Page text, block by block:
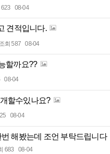
623 08-04
견적입니다.
조회 587 08-04
할까요??
08-04
할수있나요?
08-04
해봤는데 조언 부탁드립니다
683 08-04